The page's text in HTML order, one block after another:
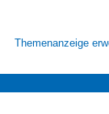
Themenanzeige